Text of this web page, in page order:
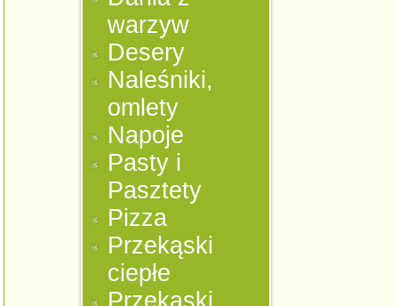
warzyw
Desery
Naleśniki,
omlety
Napoje
Pasty i
Pasztety
Pizza
Przekąski
ciepłe
Przekąski